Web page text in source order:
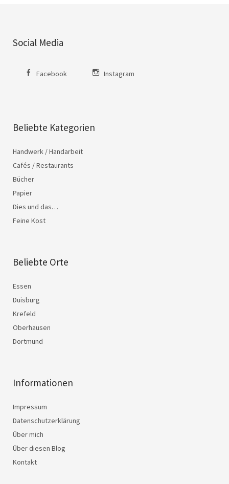
Social Media
Facebook Instagram
Beliebte Kategorien
Handwerk / Handarbeit
Cafés / Restaurants
Bücher
Papier
Dies und das…
Feine Kost
Beliebte Orte
Essen
Duisburg
Krefeld
Oberhausen
Dortmund
Informationen
Impressum
Datenschutzerklärung
Über mich
Über diesen Blog
Kontakt